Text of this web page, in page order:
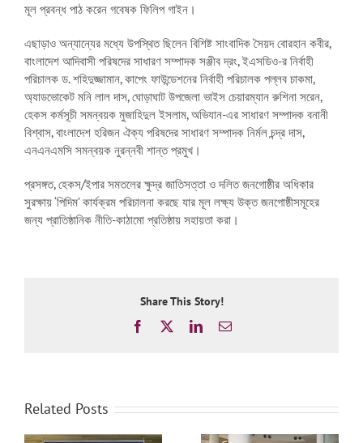
মূল প্রবন্ধ পাঠ করেন গবেষক ফিলিপ গাইন।
এছাড়াও অন্যান্যের মধ্যে উপস্থিত ছিলেন বিশিষ্ট সাংবাদিক সৈয়দ বোরহান কবীর,
বাংলাদেশ আদিবাসী পরিষদের সাধারণ সম্পাদক সঞ্জীব দ্রং, ইএসডিও-র নির্বাহী
পরিচালক ড. শহিদুজ্জামান, কাপেং ফাউন্ডেশনের নির্বাহী পরিচালক পল্লব চাকমা,
অ্যাডভোকেট মনি লাল দাস, ঘোড়াঘাট উপজেলা ভাইস চেয়ারম্যান রুশিনা সরেন,
হেকস কর্মসূচী সমন্বয়ক মুজাহিদুল ইসলাম, অভিযান-এর সাধারণ সম্পাদক বনানী
বিশ্বাস, বাংলাদেশ হরিজন ঐক্য পরিষদের সাধারণ সম্পাদক নির্মল চন্দ্র দাস,
এনএনএমসি সমন্বয়ক নুরন্নবী শান্ত প্রমুখ।
প্রসঙ্গত, হেকস/ইপার সমতলের ক্ষুদ্র জাতিসত্তা ও দলিত জনগোষ্ঠীর অধিকার
সুরক্ষায় ‘পিদিম’ কার্যক্রম পরিচালনা করছে যার মূল লক্ষ্য উক্ত জনগোষ্ঠীসমূহের
জন্য প্রাতিষ্ঠানিক নীতি-কাঠামো প্রতিষ্ঠায় সহায়তা করা।
Share This Story!
Facebook LinkedInEmail
Related Posts